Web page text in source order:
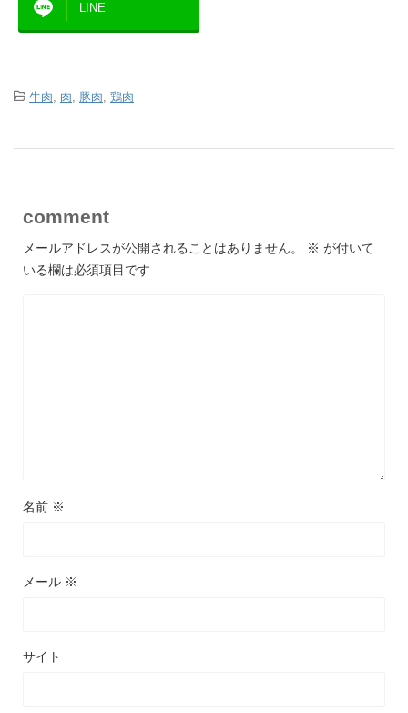
LINE
-牛肉, 肉, 豚肉, 鶏肉
comment
メールアドレスが公開されることはありません。 ※ が付いて
いる欄は必須項目です
名前 ※
メール ※
サイト